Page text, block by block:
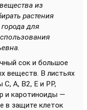
из
растения
для
сок и большое
веществ. В листьях
С, А, В2, Е и РР,
и каротиноиды —
в защите клеток